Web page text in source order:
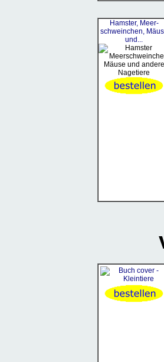
Hamster, Meer-
schweinchen,
und...